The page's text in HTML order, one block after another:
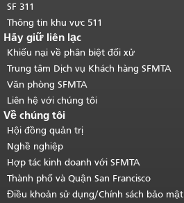
SF 311
Thông tin khu vực 511
Hãy giữ liên lạc
Khiếu nại về phân biệt đối xử
Trung tâm Dịch vụ Khách hàng SFMTA
Văn phòng SFMTA
Liên hệ với chúng tôi
Về chúng tôi
Hội đồng quản trị
Nghề nghiệp
Hợp tác kinh doanh với SFMTA
Thành phố và Quận San Francisco
Điều khoản sử dụng/Chính sách bảo mật